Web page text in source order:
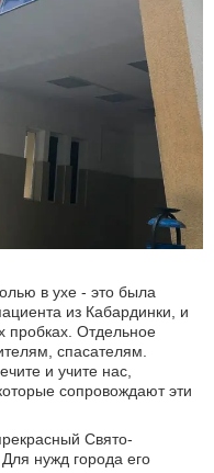
в ухе - это была
из Кабардинки, и
пробках. Отдельное
спасателям.
и учите нас,
сопровождают эти
Свято-
нужд города его